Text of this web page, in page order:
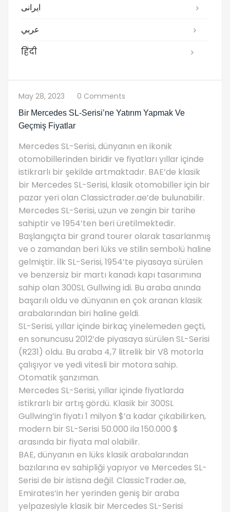
ایرانی
عربي
हिंदी
May 28, 2023 0 Comments
Bir Mercedes SL-Serisi’ne Yatırım Yapmak Ve
Geçmiş Fiyatlar
Mercedes SL-Serisi, dünyanın en ikonik
otomobillerinden biridir ve fiyatları yıllar içinde
istikrarlı bir şekilde artmaktadır. BAE’de klasik
bir Mercedes SL-Serisi, klasik otomobiller için bir
pazar yeri olan Classictrader.ae’de bulunabilir.
Mercedes SL-Serisi, uzun ve zengin bir tarihe
sahiptir ve 1954’ten beri üretilmektedir.
Başlangıçta bir grand tourer olarak tasarlanmış
ve o zamandan beri lüks ve stilin sembolü haline
gelmiştir. İlk SL-Serisi, 1954’te piyasaya sürülen
ve benzersiz bir martı kanadı kapı tasarımına
sahip olan 300SL Gullwing idi. Bu araba anında
başarılı oldu ve dünyanın en çok aranan klasik
arabalarından biri haline geldi.
SL-Serisi, yıllar içinde birkaç yinelemeden geçti,
en sonuncusu 2012’de piyasaya sürülen SL-Serisi
(R231) oldu. Bu araba 4,7 litrelik bir V8 motorla
çalışıyor ve yedi vitesli bir motora sahip.
Otomatik şanzıman.
Mercedes SL-Serisi, yıllar içinde fiyatlarda
istikrarlı bir artış gördü. Klasik bir 300SL
Gullwing’in fiyatı 1 milyon $’a kadar çıkabilirken,
modern bir SL-Serisi 50.000 ila 150.000 $
arasında bir fiyata mal olabilir.
BAE, dünyanın en lüks klasik arabalarından
bazılarına ev sahipliği yapıyor ve Mercedes SL-
Serisi de bir istisna değil. ClassicTrader.ae,
Emirates’in her yerinden geniş bir araba
yelpazesiyle klasik bir Mercedes SL-Serisi